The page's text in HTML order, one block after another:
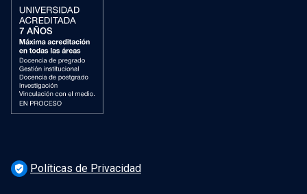
verified_user Políticas de Privacidad